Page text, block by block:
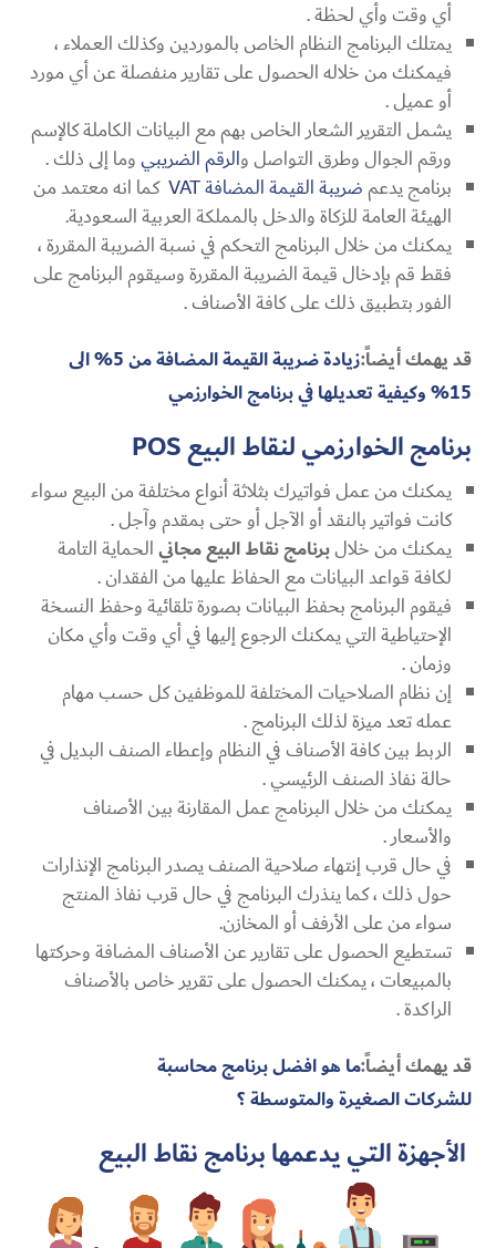
أي وقت وأي لحظة .
يمتلك البرنامج النظام الخاص بالموردين وكذلك العملاء ،
فيمكنك من خلاله الحصول على تقارير منفصلة عن أي مورد
أو عميل .
يشمل التقرير الشعار الخاص بهم مع البيانات الكاملة كالإسم
ورقم الجوال وطرق التواصل والرقم الضريبيوما إلى ذلك .
برنامج يدعمضريبة القيمة المضافة VAT
كما انه معتمد من
الهيئة العامة للزكاة والدخل بالمملكة العربية السعودية.
يمكنك من خلال البرنامج التحكم في نسبة الضريبة المقررة ،
فقط قم بإدخال قيمة الضريبة المقررة وسيقوم البرنامج على
الفور بتطبيق ذلك على كافة الأصناف .
قد يهمك أيضاً:
زيادة ضريبة القيمة المضافة من 5% الى
15% وكيفية تعديلها في برنامج الخوارزمي
برنامج الخوارزمي لنقاط البيعPOS
يمكنك من عمل فواتيرك بثلاثة أنواع مختلفة من البيع سواء
كانت فواتير بالنقد أو الآجل أو حتى بمقدم وآجل .
يمكنك من خلالبرنامج نقاط البيع مجانيالحماية التامة
لكافة قواعد البيانات مع الحفاظ عليها من الفقدان .
فيقوم البرنامج بحفظ البيانات بصورة تلقائية وحفظ النسخة
الإحتياطية التي يمكنك الرجوع إليها في أي وقت وأي مكان
وزمان .
إن نظام الصلاحيات المختلفة للموظفين كل حسب مهام
عمله تعد ميزة لذلك البرنامج .
الربط بين كافة الأصناف في النظام وإعطاء الصنف البديل في
حالة نفاذ الصنف الرئيسي .
يمكنك من خلال البرنامج عمل المقارنة بين الأصناف
والأسعار .
في حال قرب إنتهاء صلاحية الصنف يصدر البرنامج الإنذارات
حول ذلك ، كما ينذرك البرنامج في حال قرب نفاذ المنتج
سواء من على الأرفف أو المخازن.
تستطيع الحصول على تقارير عن الأصناف المضافة وحركتها
بالمبيعات ، يمكنك الحصول على تقرير خاص بالأصناف
الراكدة .
قد يهمك أيضاً:ما هو افضل برنامج محاسبة
للشركات الصغيرة والمتوسطة ؟
الأجهزة التي يدعمها برنامج نقاط البيع